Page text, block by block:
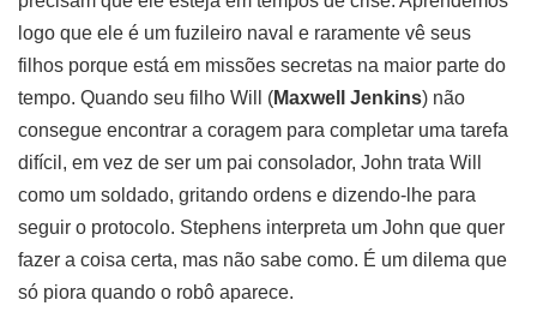
logo que ele é um fuzileiro naval e raramente vê seus
filhos porque está em missões secretas na maior parte do
tempo. Quando seu filho Will (Maxwell Jenkins) não
consegue encontrar a coragem para completar uma tarefa
difícil, em vez de ser um pai consolador, John trata Will
como um soldado, gritando ordens e dizendo-lhe para
seguir o protocolo. Stephens interpreta um John que quer
fazer a coisa certa, mas não sabe como. É um dilema que
só piora quando o robô aparece.